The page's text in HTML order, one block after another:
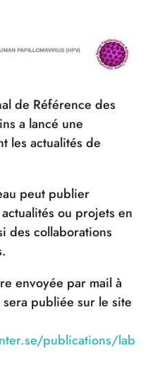
de Référence des
a lancé une
les actualités de
peut publier
ou projets en
des collaborations
envoyée par mail à
publiée sur le site
publications/lab